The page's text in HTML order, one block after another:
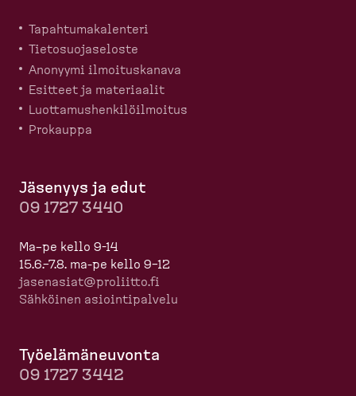
Tapahtu­ma­ka­lenteri
Tietosuo­ja­seloste
Anonyymi ilmoitus­kanava
Esitteet ja materiaalit
Luotta­mus­hen­ki­löil­moitus
Prokauppa
Jäsenyys ja edut
09 1727 3440
Ma–pe kello 9-14
15.6.–7.8. ma-pe kello 9–12
jasenasiat@proliitto.fi
Sähköinen asioin­ti­palvelu
Työelä­mä­neuvonta
09 1727 3442